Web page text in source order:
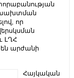
խախտման
որ
ԼՂՀ
արժանի
Հայկական